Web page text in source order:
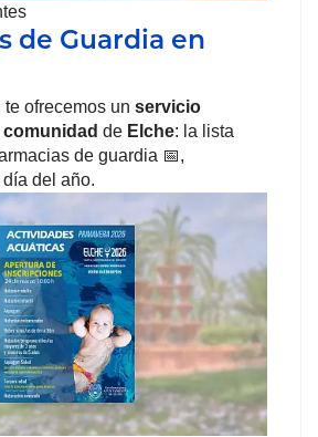
de Guardia en
ofrecemos un servicio
comunidad de Elche: la lista
de guardia 📅,
del año.